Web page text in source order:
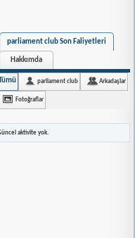
parliament club Son Faliyetleri
Hakkımda
parliament club Arkadaşlar
Fotoğraflar
aktivite yok.